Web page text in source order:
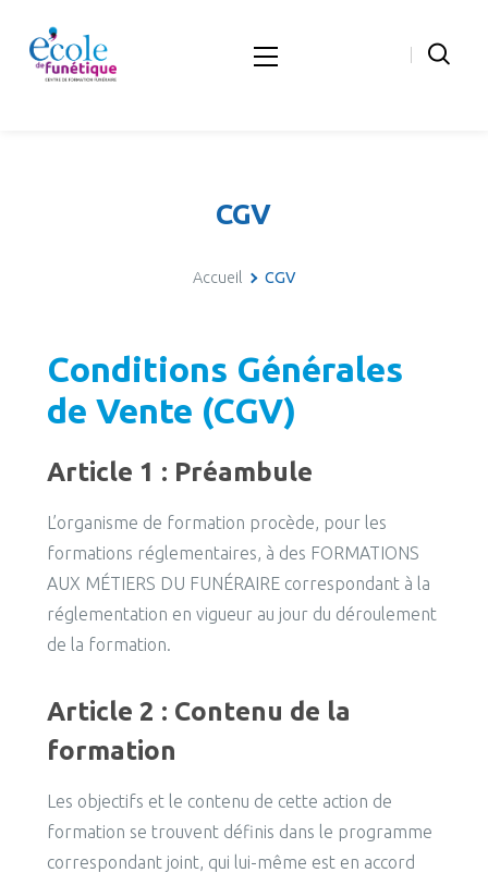
CGV
Accueil CGV
Conditions Générales
de Vente (CGV)
Article 1 : Préambule
L’organisme de formation procède, pour les
formations réglementaires, à des FORMATIONS
AUX MÉTIERS DU FUNÉRAIRE correspondant à la
réglementation en vigueur au jour du déroulement
de la formation.
Article 2 : Contenu de la
formation
Les objectifs et le contenu de cette action de
formation se trouvent définis dans le programme
correspondant joint, qui lui-même est en accord